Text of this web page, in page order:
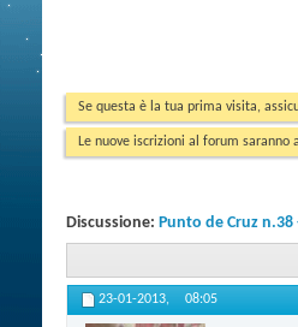
Se questa è la tua prima visita,
Le nuove iscrizioni al forum
Discussione: Punto de Cruz n.38
23-01-2013, 08:05